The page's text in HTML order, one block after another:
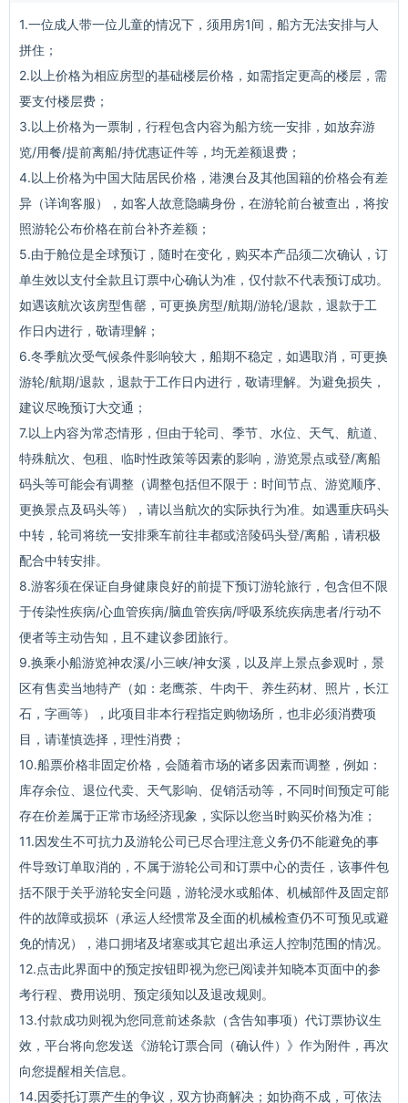
1.一位成人带一位儿童的情况下，须用房1间，船方无法安排与人
拼住；
2.以上价格为相应房型的基础楼层价格，如需指定更高的楼层，需
要支付楼层费；
3.以上价格为一票制，行程包含内容为船方统一安排，如放弃游
览/用餐/提前离船/持优惠证件等，均无差额退费；
4.以上价格为中国大陆居民价格，港澳台及其他国籍的价格会有差
异（详询客服），如客人故意隐瞒身份，在游轮前台被查出，将按
照游轮公布价格在前台补齐差额；
5.由于舱位是全球预订，随时在变化，购买本产品须二次确认，订
单生效以支付全款且订票中心确认为准，仅付款不代表预订成功。
如遇该航次该房型售罄，可更换房型/航期/游轮/退款，退款于工
作日内进行，敬请理解；
6.冬季航次受气候条件影响较大，船期不稳定，如遇取消，可更换
游轮/航期/退款，退款于工作日内进行，敬请理解。为避免损失，
建议尽晚预订大交通；
7.以上内容为常态情形，但由于轮司、季节、水位、天气、航道、
特殊航次、包租、临时性政策等因素的影响，游览景点或登/离船
码头等可能会有调整（调整包括但不限于：时间节点、游览顺序、
更换景点及码头等），请以当航次的实际执行为准。如遇重庆码头
中转，轮司将统一安排乘车前往丰都或涪陵码头登/离船，请积极
配合中转安排。
8.游客须在保证自身健康良好的前提下预订游轮旅行，包含但不限
于传染性疾病/心血管疾病/脑血管疾病/呼吸系统疾病患者/行动不
便者等主动告知，且不建议参团旅行。
9.换乘小船游览神农溪/小三峡/神女溪，以及岸上景点参观时，景
区有售卖当地特产（如：老鹰茶、牛肉干、养生药材、照片，长江
石，字画等），此项目非本行程指定购物场所，也非必须消费项
目，请谨慎选择，理性消费；
10.船票价格非固定价格，会随着市场的诸多因素而调整，例如：
库存余位、退位代卖、天气影响、促销活动等，不同时间预定可能
存在价差属于正常市场经济现象，实际以您当时购买价格为准；
11.因发生不可抗力及游轮公司已尽合理注意义务仍不能避免的事
件导致订单取消的，不属于游轮公司和订票中心的责任，该事件包
括不限于关乎游轮安全问题，游轮浸水或船体、机械部件及固定部
件的故障或损坏（承运人经惯常及全面的机械检查仍不可预见或避
免的情况），港口拥堵及堵塞或其它超出承运人控制范围的情况。
12.点击此界面中的预定按钮即视为您已阅读并知晓本页面中的参
考行程、费用说明、预定须知以及退改规则。
13.付款成功则视为您同意前述条款（含告知事项）代订票协议生
效，平台将向您发送《游轮订票合同（确认件）》作为附件，再次
向您提醒相关信息。
14.因委托订票产生的争议，双方协商解决；如协商不成，可依法